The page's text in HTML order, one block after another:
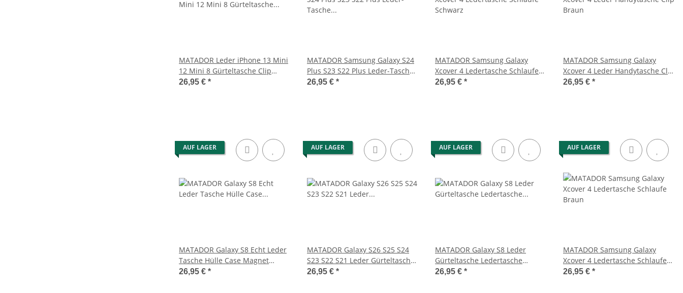
MATADOR Leder iPhone 13 Mini
12 Mini 8 Gürteltasche Clip
Schwarz
26,95 € *
MATADOR Samsung Galaxy S24
Plus S23 S22 Plus Leder-Tasche
Schwarz
26,95 € *
MATADOR Samsung Galaxy
Xcover 4 Ledertasche Schlaufe
Schwarz
26,95 € *
MATADOR Samsung Galaxy
Xcover 4 Leder Handytasche Clip
Braun
26,95 € *
AUF LAGER
MATADOR Galaxy S8 Echt Leder
Tasche Hülle Case Magnet
Schlaufe
26,95 € *
AUF LAGER
MATADOR Galaxy S26 S25 S24
S23 S22 S21 Leder Gürteltasche
Clip Schwarz
26,95 € *
AUF LAGER
MATADOR Galaxy S8 Leder
Gürteltasche Ledertasche
Schlaufe Braun
26,95 € *
AUF LAGER
MATADOR Samsung Galaxy
Xcover 4 Ledertasche Schlaufe
Braun
26,95 € *